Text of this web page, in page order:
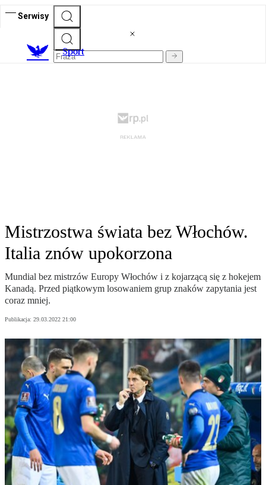
Serwisy
Sport
Mistrzostwa świata bez Włochów.
Italia znów upokorzona
Mundial bez mistrzów Europy Włochów i z kojarzącą się z hokejem
Kanadą. Przed piątkowym losowaniem grup znaków zapytania jest
coraz mniej.
Publikacja: 29.03.2022 21:00